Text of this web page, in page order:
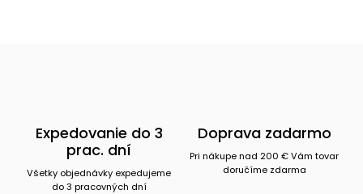
Expedovanie do 3
prac. dní
Všetky objednávky expedujeme
do 3 pracovných dní
Doprava zadarmo
Pri nákupe nad 200 € Vám tovar
doručíme zdarma